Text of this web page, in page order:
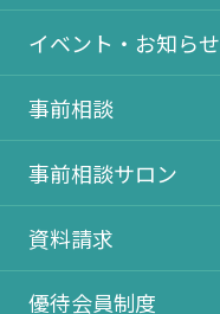
イベント・お知らせ
事前相談
事前相談サロン
資料請求
優待会員制度